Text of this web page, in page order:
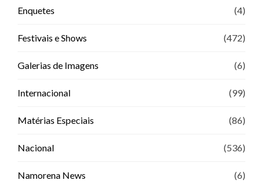
Enquetes (4)
Festivais e Shows (472)
Galerias de Imagens (6)
Internacional (99)
Matérias Especiais (86)
Nacional (536)
Namorena News (6)